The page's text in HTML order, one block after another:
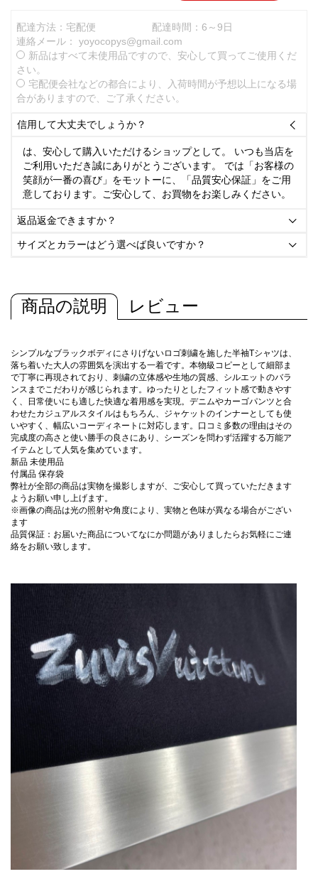
配達方法：宅配便
配達時間：6～9日
連絡メール： yoyocopys@gmail.com
新品はすべて未使用品ですので、安心して買ってご使用くだ
さい。
宅配便会社などの都合により、入荷時間が予想以上になる場
合がありますので、ご了承ください。
信用して大丈夫でしょうか？ 
は、安心して購入いただけるショップとして。 いつも当店を
ご利用いただき誠にありがとうございます。 では「お客様の
笑顔が一番の喜び」をモットーに、「品質安心保証」をご用
意しております。ご安心して、お買物をお楽しみください。
返品返金できますか？ 
サイズとカラーはどう選べば良いですか？ 
商品の説明 レビュー
シンプルなブラックボディにさりげないロゴ刺繍を施した半袖Tシャツは、
落ち着いた大人の雰囲気を演出する一着です。本物級コピーとして細部ま
で丁寧に再現されており、刺繍の立体感や生地の質感、シルエットのバラ
ンスまでこだわりが感じられます。ゆったりとしたフィット感で動きやす
く、日常使いにも適した快適な着用感を実現。デニムやカーゴパンツと合
わせたカジュアルスタイルはもちろん、ジャケットのインナーとしても使
いやすく、幅広いコーディネートに対応します。口コミ多数の理由はその
完成度の高さと使い勝手の良さにあり、シーズンを問わず活躍する万能ア
イテムとして人気を集めています。
新品 未使用品
付属品 保存袋
弊社が全部の商品は実物を撮影しますが、ご安心して買っていただきます
ようお願い申し上げます。
※画像の商品は光の照射や角度により、実物と色味が異なる場合がござい
ます
品質保証：お届いた商品についてなにか問題がありましたらお気軽にご連
絡をお願い致します。